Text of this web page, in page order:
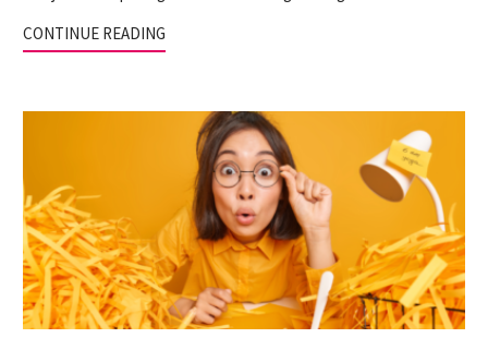
CONTINUE READING